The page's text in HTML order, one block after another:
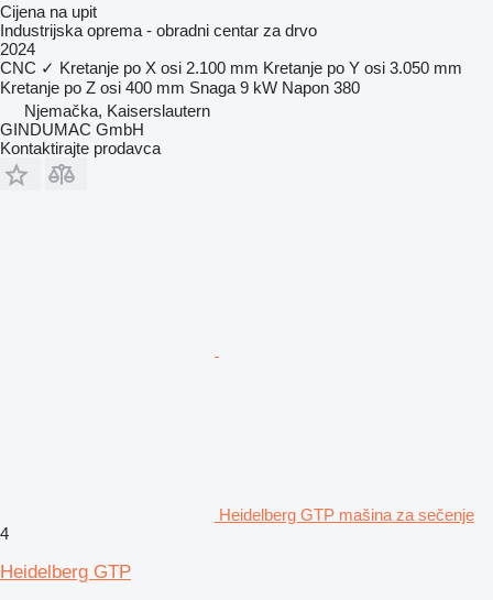
Cijena na upit
Industrijska oprema - obradni centar za drvo
2024
CNC ✓ Kretanje po X osi 2.100 mm Kretanje po Y osi 3.050 mm
Kretanje po Z osi 400 mm Snaga 9 kW Napon 380
Njemačka, Kaiserslautern
GINDUMAC GmbH
Kontaktirajte prodavca
Heidelberg GTP mašina za sečenje
4
Heidelberg GTP